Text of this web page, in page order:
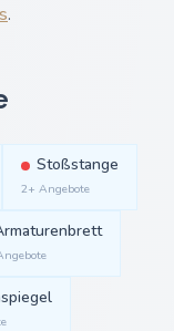
.
Stoßstange
2+ Angebote